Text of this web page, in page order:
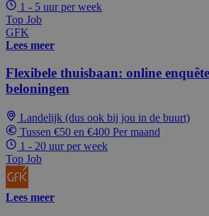
1 - 5 uur per week
Top Job
GFK
Lees meer
Flexibele thuisbaan: online
beloningen
Landelijk (dus ook bij jou in de buurt)
Tussen €50 en €400 Per maand
1 - 20 uur per week
Top Job
Lees meer